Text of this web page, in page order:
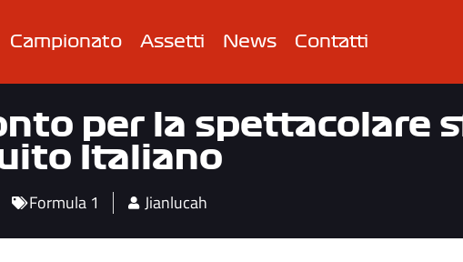
Campionato Assetti News Contatti
per la spettacolare
Italiano
Formula 1 Jianlucah